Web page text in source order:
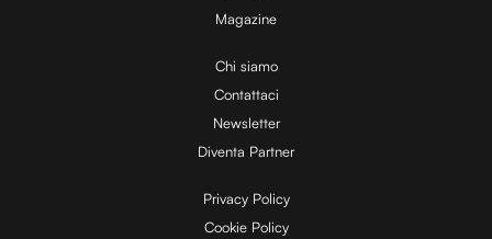
i
d
e
Magazine
Chi siamo
Contattaci
Newsletter
Diventa Partner
Privacy Policy
Cookie Policy